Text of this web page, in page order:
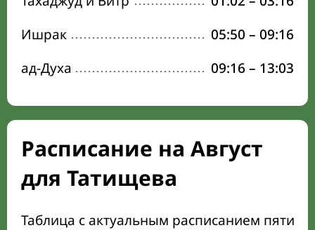
Ишрак
05:50 – 09:16
ад-Духа
09:16 – 13:03
Расписание на Август
для Татищева
Таблица с актуальным расписанием пяти